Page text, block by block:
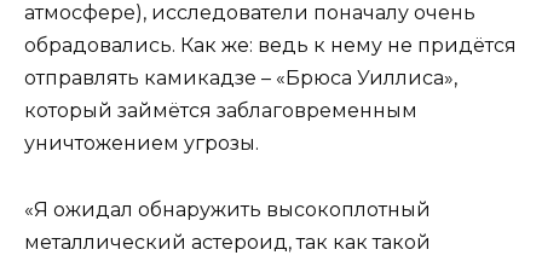
атмосфере), исследователи поначалу очень
обрадовались. Как же: ведь к нему не придётся
отправлять камикадзе – «Брюса Уиллиса»,
который займётся заблаговременным
уничтожением угрозы.
«Я ожидал обнаружить высокоплотный
металлический астероид, так как такой